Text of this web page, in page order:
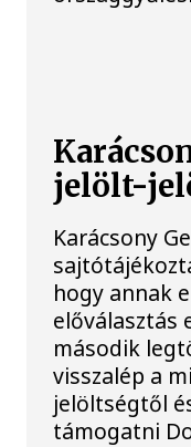
jelölt-
Karácsony
hogy annak
előválasztás
második
visszalép a
jelöltségtől
támogatni